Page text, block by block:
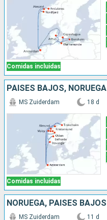
Comidas incluidas
PAISES BAJOS, NORUEGA
Comidas incluidas
MS Zuiderdam 18 d
NORUEGA, PAISES BAJOS
MS Zuiderdam 11 d